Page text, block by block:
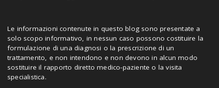
Le informazioni contenute in questo blog sono presentate a
solo scopo informativo, in nessun caso possono costituire la
formulazione di una diagnosi o la prescrizione di un
trattamento, e non intendono e non devono in alcun modo
sostituire il rapporto diretto medico-paziente o la visita
specialistica.